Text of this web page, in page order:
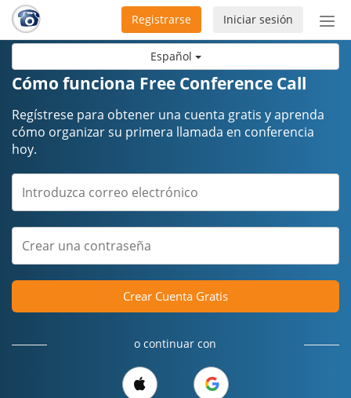
Español
de
Iniciar sesión
Registrarse
Cómo funciona Free Conference Call
Regístrese para obtener una cuenta gratis y aprenda
cómo organizar su primera llamada en conferencia
hoy.
Crear Cuenta Gratis
o continuar con